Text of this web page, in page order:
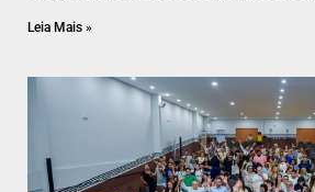
Leia Mais »